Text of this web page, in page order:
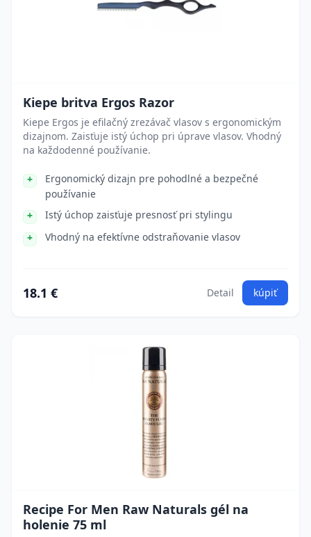
Kiepe britva Ergos Razor
Kiepe Ergos je efilačný zrezávač vlasov s ergonomickým
dizajnom. Zaisťuje istý úchop pri úprave vlasov. Vhodný
na každodenné používanie.
Ergonomický dizajn pre pohodlné a bezpečné
používanie
Istý úchop zaisťuje presnosť pri stylingu
Vhodný na efektívne odstraňovanie vlasov
18.1 € Detail kúpiť
Recipe For Men Raw Naturals gél na
holenie 75 ml